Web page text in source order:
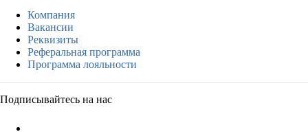
Компания
Вакансии
Реквизиты
Реферальная программа
Программа лояльности
Подписывайтесь на нас